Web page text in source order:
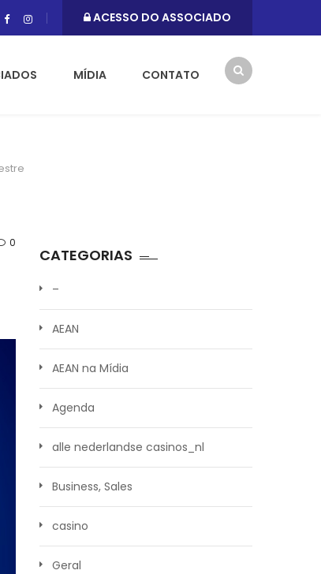
ACESSO DO ASSOCIADO
MÍDIA CONTATO
0
CATEGORIAS
–
AEAN
AEAN na Mídia
Agenda
alle nederlandse casinos_nl
Business, Sales
casino
Geral